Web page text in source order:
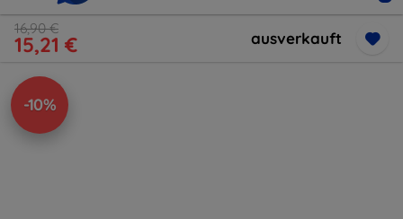
16,90 €
15,21 € ausverkauft
-10%